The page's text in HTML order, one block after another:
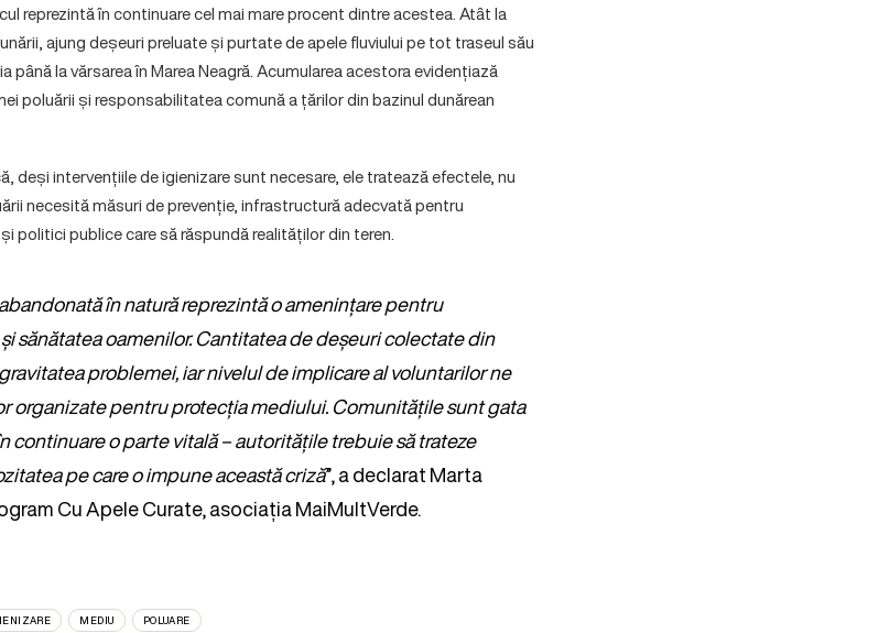
reprezintă în continuare cel mai mare procent dintre acestea. Atât la
ajung deșeuri preluate și purtate de apele fluviului pe tot traseul său
până la vărsarea în Marea Neagră. Acumularea acestora evidențiază
poluării și responsabilitatea comună a țărilor din bazinul dunărean
deși intervențiile de igienizare sunt necesare, ele tratează efectele, nu
necesită măsuri de prevenție, infrastructură adecvată pentru
politici publice care să răspundă realităților din teren.
în natură reprezintă o amenințare pentru
sănătatea oamenilor. Cantitatea de deșeuri colectate din
problemei, iar nivelul de implicare al voluntarilor ne
organizate pentru protecția mediului. Comunitățile sunt gata
continuare o parte vitală – autoritățile trebuie să trateze
pe care o impune această criză”, a declarat Marta
Cu Apele Curate, asociația MaiMultVerde.
MEDIU POLUARE